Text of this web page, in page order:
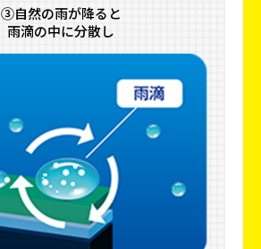
③自然の雨が降ると
雨滴の中に分散し